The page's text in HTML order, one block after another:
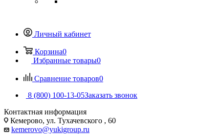
Личный кабинет
Корзина0
Избранные товары0
Сравнение товаров0
8 (800) 100-13-05Заказать звонок
Контактная информация
Кемерово, ул. Тухачевского , 60
kemerovo@yukigroup.ru